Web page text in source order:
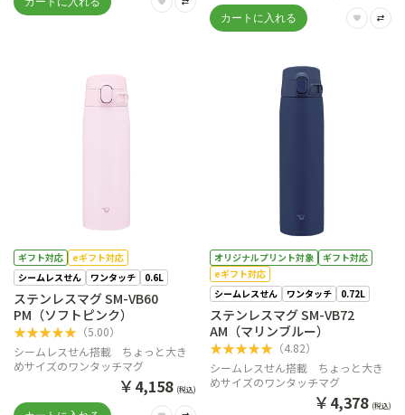
ギフト対応
eギフト対応
シームレスせん
ワンタッチ 0.6L
ステンレスマグ SM-VB60
PM（ソフトピンク）
★★★★★ （5.00）
シームレスせん搭載 ちょっと大き
めサイズのワンタッチマグ
￥4,158 (税込)
オリジナルプリント対象
ギフト対応
eギフト対応
シームレスせん
ワンタッチ 0.72L
ステンレスマグ SM-VB72
AM（マリンブルー）
★★★★★（4.82）
シームレスせん搭載 ちょっと大き
めサイズのワンタッチマグ
￥4,378 (税込)